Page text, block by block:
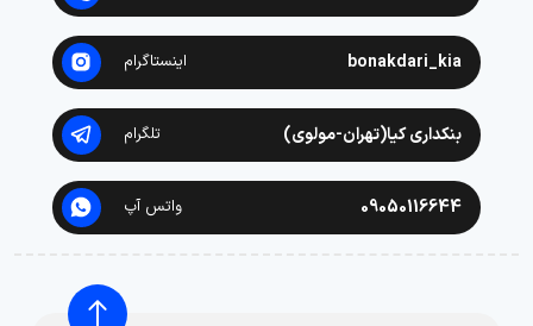
bonakdari_kia اینستاگرام
بنکداری کیا(تهران-مولوی) تلگرام
09050116644 واتس آپ